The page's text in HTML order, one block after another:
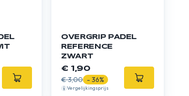
OVERGRIP PADEL
REFERENCE
ZWART
€ 1,90
€ 3,00 - 36%
Vergelijkingsprijs